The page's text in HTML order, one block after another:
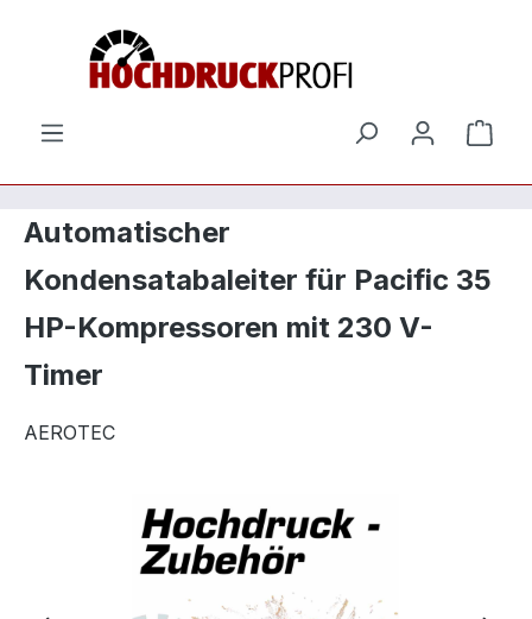
Zum Hauptinhalt springen
Automatischer
Kondensatabaleiter für Pacific 35
HP-Kompressoren mit 230 V-
Timer
AEROTEC
Bildergalerie überspringen